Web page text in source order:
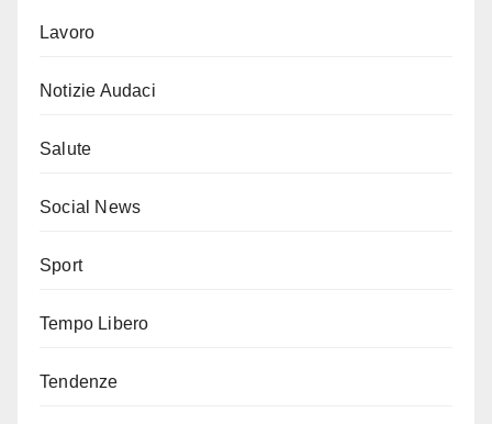
Lavoro
Notizie Audaci
Salute
Social News
Sport
Tempo Libero
Tendenze